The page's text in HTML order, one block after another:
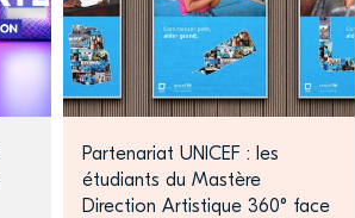
Partenariat UNICEF : les
étudiants du Mastère
Direction Artistique 360° face